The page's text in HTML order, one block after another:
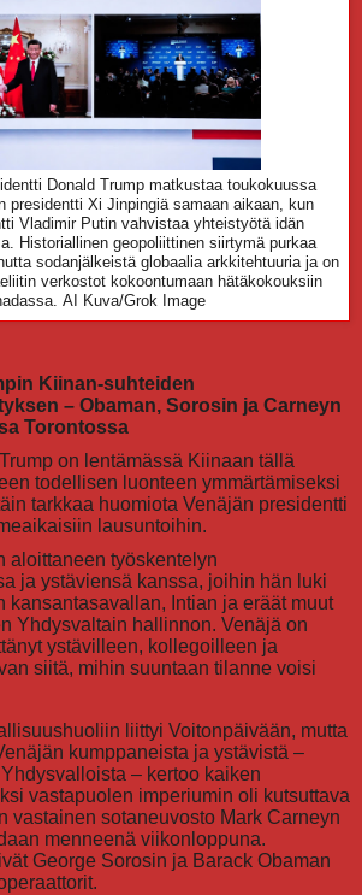
Donald Trump matkustaa toukokuussa
presidentti Xi Jinpingiä samaan aikaan, kun
Vladimir Putin vahvistaa yhteistyötä idän
Historiallinen geopoliittinen siirtymä purkaa
sodanjälkeistä globaalia arkkitehtuuria ja on
verkostot kokoontumaan hätäkokouksiin
AI Kuva/Grok Image
Kiinan-suhteiden
– Obaman, Sorosin ja Carneyn
Torontossa
on lentämässä Kiinaan tällä
todellisen luonteen ymmärtämiseksi
tarkkaa huomiota Venäjän presidentti
lausuntoihin.
aloittaneen työskentelyn
ja ystäviensä kanssa, joihin hän luki
kansantasavallan, Intian ja eräät muut
Yhdysvaltain hallinnon. Venäjä on
ystävilleen, kollegoilleen ja
siitä, mihin suuntaan tilanne voisi
liittyi Voitonpäivään, mutta
kumppaneista ja ystävistä –
– kertoo kaiken
vastapuolen imperiumin oli kutsuttava
vastainen sotaneuvosto Mark Carneyn
menneenä viikonloppuna.
George Sorosin ja Barack Obaman